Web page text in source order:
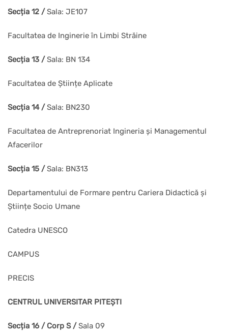
Secția 12 /Sala: JE107
Facultatea de Inginerie în Limbi Străine
Secția 13 /Sala: BN 134
Facultatea de Științe Aplicate
Secția 14 /Sala: BN230
Facultatea de Antreprenoriat Ingineria și Managementul
Afacerilor
Secția 15 /Sala: BN313
Departamentului de Formare pentru Cariera Didactică și
Științe Socio Umane
Catedra UNESCO
CAMPUS
PRECIS
CENTRUL UNIVERSITAR PITEȘTI
Secția 16 / Corp S /Sala 09